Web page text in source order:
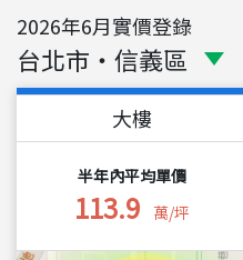
2026年6月實價登錄
台北市 ・ 信義區
大樓
半年內平均單價
113.9 萬/坪